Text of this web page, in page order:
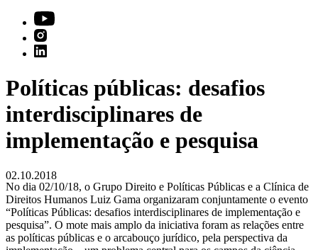
Políticas públicas: desafios
interdisciplinares de
implementação e pesquisa
02.10.2018
No dia 02/10/18, o Grupo Direito e Políticas Públicas e a Clínica de
Direitos Humanos Luiz Gama organizaram conjuntamente o evento
“Políticas Públicas: desafios interdisciplinares de implementação e
pesquisa”. O mote mais amplo da iniciativa foram as relações entre
as políticas públicas e o arcabouço jurídico, pela perspectiva da